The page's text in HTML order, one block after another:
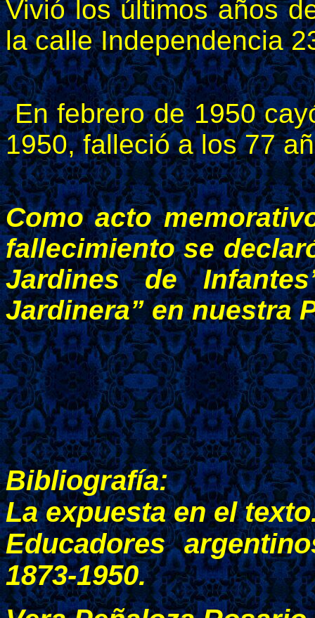
Vivió los últimos años
la calle Independencia
En febrero de 1950
1950, falleció a los 77
Como acto
fallecimiento se
Jardines de
Jardinera” en nuestra
Bibliografía:
La expuesta en el
Educadores
1873-1950.